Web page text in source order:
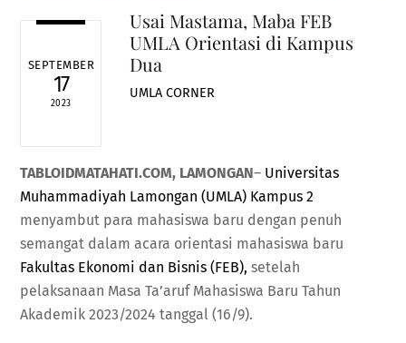
SEPTEMBER
17
2023
Usai Mastama, Maba FEB
UMLA Orientasi di Kampus
Dua
UMLA CORNER
TABLOIDMATAHATI.COM, LAMONGAN– Universitas
Muhammadiyah Lamongan (UMLA) Kampus 2
menyambut para mahasiswa baru dengan penuh
semangat dalam acara orientasi mahasiswa baru
Fakultas Ekonomi dan Bisnis (FEB),setelah
pelaksanaan Masa Ta’aruf Mahasiswa Baru Tahun
Akademik 2023/2024 tanggal (16/9).